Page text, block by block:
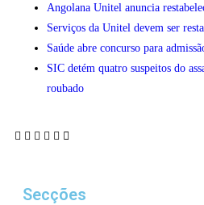
Angolana Unitel anuncia
Serviços da Unitel devem ser
Saúde abre concurso para
SIC detém quatro suspeitos do
roubado
Secções